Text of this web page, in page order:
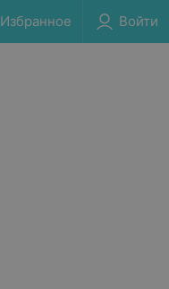
Избранное Войти